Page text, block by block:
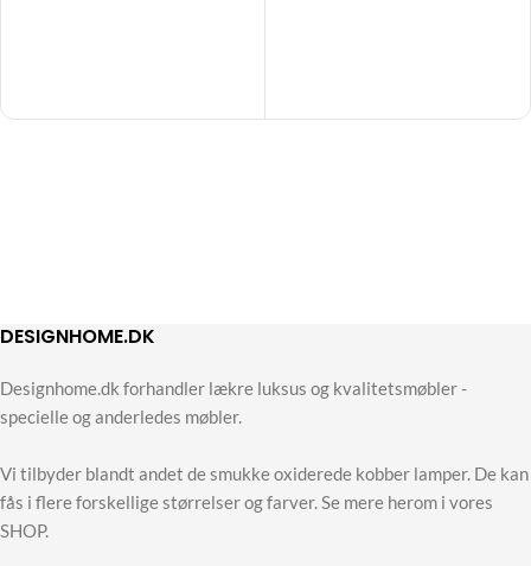
DESIGNHOME.DK
Designhome.dk forhandler lækre luksus og kvalitetsmøbler -
specielle og anderledes møbler.
Vi tilbyder blandt andet de smukke oxiderede kobber lamper. De kan
fås i flere forskellige størrelser og farver. Se mere herom i vores
SHOP.